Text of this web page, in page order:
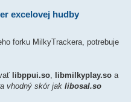
excelovej hudby
forku MilkyTrackera, potrebuje
libppui.so libmilkyplay.so a
vhodný skór jak libosal.so